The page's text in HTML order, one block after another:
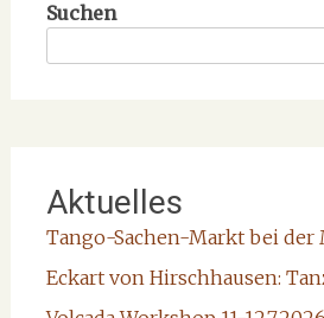
Suchen
Aktuelles
Tango-Sachen-Markt bei der
Eckart von Hirschhausen: